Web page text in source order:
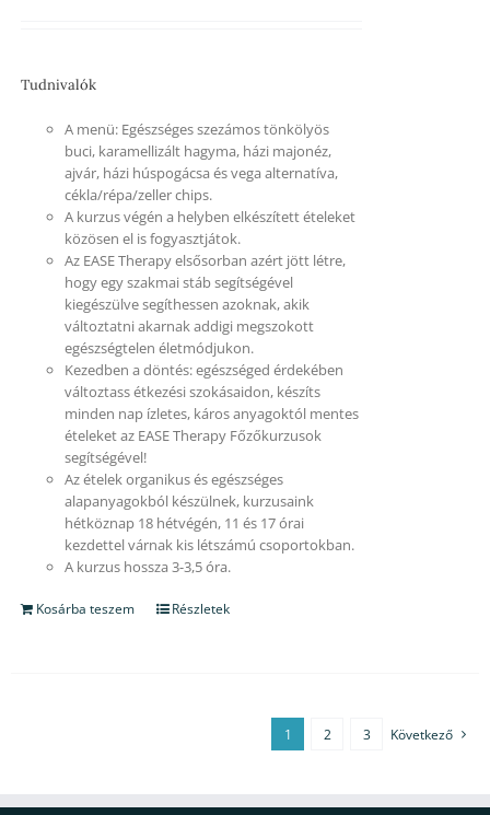
Tudnivalók
A menü: Egészséges szezámos tönkölyös
buci, karamellizált hagyma, házi majonéz,
ajvár, házi húspogácsa és vega alternatíva,
cékla/répa/zeller chips.
A kurzus végén a helyben elkészített ételeket
közösen el is fogyasztjátok.
Az EASE Therapy elsősorban azért jött létre,
hogy egy szakmai stáb segítségével
kiegészülve segíthessen azoknak, akik
változtatni akarnak addigi megszokott
egészségtelen életmódjukon.
Kezedben a döntés: egészséged érdekében
változtass étkezési szokásaidon, készíts
minden nap ízletes, káros anyagoktól mentes
ételeket az EASE Therapy Főzőkurzusok
segítségével!
Az ételek organikus és egészséges
alapanyagokból készülnek, kurzusaink
hétköznap 18 hétvégén, 11 és 17 órai
kezdettel várnak kis létszámú csoportokban.
A kurzus hossza 3-3,5 óra.
Kosárba teszem Részletek
1 2 3 Következő